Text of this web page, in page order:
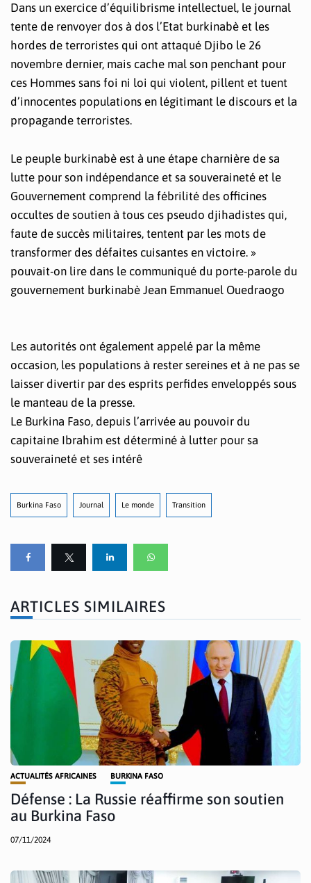
Dans un exercice d’équilibrisme intellectuel, le journal
tente de renvoyer dos à dos l’Etat burkinabè et les
hordes de terroristes qui ont attaqué Djibo le 26
novembre dernier, mais cache mal son penchant pour
ces Hommes sans foi ni loi qui violent, pillent et tuent
d’innocentes populations en légitimant le discours et la
propagande terroristes.
Le peuple burkinabè est à une étape charnière de sa
lutte pour son indépendance et sa souveraineté et le
Gouvernement comprend la fébrilité des officines
occultes de soutien à tous ces pseudo djihadistes qui,
faute de succès militaires, tentent par les mots de
transformer des défaites cuisantes en victoire. »
pouvait-on lire dans le communiqué du porte-parole du
gouvernement burkinabè Jean Emmanuel Ouedraogo
Les autorités ont également appelé par la même
occasion, les populations à rester sereines et à ne pas se
laisser divertir par des esprits perfides enveloppés sous
le manteau de la presse.
Le Burkina Faso, depuis l’arrivée au pouvoir du
capitaine Ibrahim est déterminé à lutter pour sa
souveraineté et ses intérê
Burkina Faso Journal Le monde Transition
ARTICLES SIMILAIRES
ACTUALITÉS AFRICAINES BURKINA FASO
Défense : La Russie réaffirme son soutien
au Burkina Faso
07/11/2024